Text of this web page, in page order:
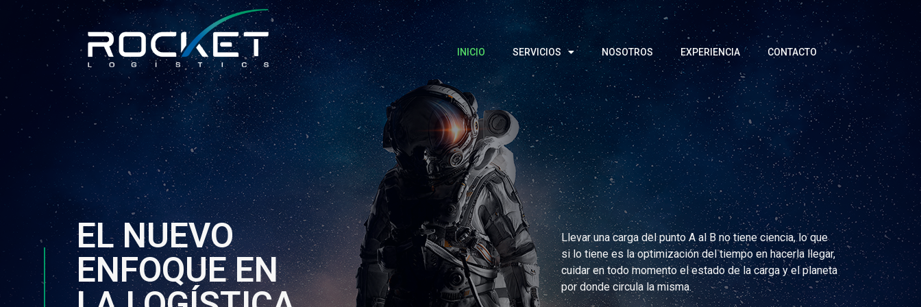
INICIO SERVICIOS NOSOTROS EXPERIENCIA CONTACTO
EL NUEVO
ENFOQUE EN
Llevar una carga del punto A al B no tiene ciencia, lo que
si lo tiene es la optimización del tiempo en hacerla llegar,
cuidar en todo momento el estado de la carga y el planeta
por donde circula la misma.